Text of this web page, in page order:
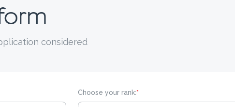
considered
Choose your rank:*